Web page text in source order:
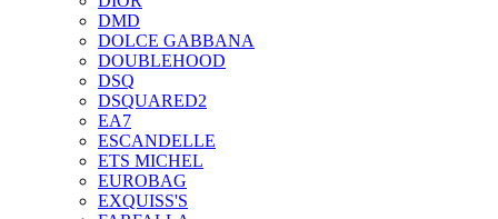
DMD
DOLCE GABBANA
DOUBLEHOOD
DSQ
DSQUARED2
EA7
ESCANDELLE
ETS MICHEL
EUROBAG
EXQUISS'S